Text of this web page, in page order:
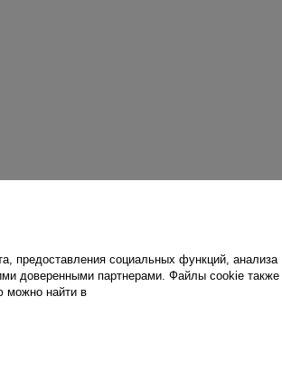
предоставления социальных функций, анализа
доверенными партнерами. Файлы cookie также
можно найти в